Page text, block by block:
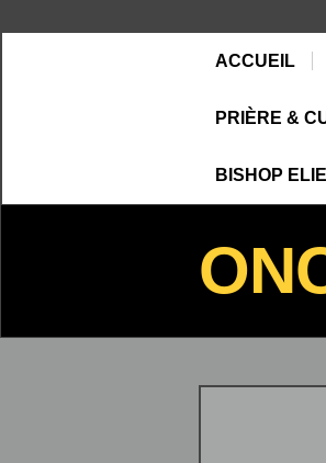
ACCUEIL
PRIÈRE &
BISHOP